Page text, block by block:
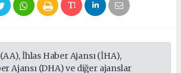
İhlas Haber Ajansı (İHA),
Ajansı (DHA) ve diğer ajanslar